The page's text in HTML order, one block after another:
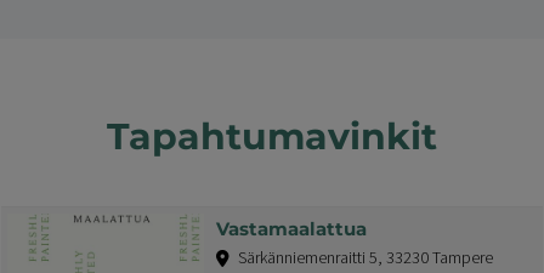
Tapahtumavinkit
Vastamaalattua
Särkänniemenraitti 5, 33230 Tampere